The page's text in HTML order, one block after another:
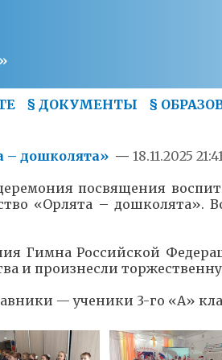
§ ДОКУМЕНТЫ §
– дошколята» — 18.11.2025
посвящения
«Орлята – дошколята».
Гимна Российской
и произнесли
— ученики 3-го «А»